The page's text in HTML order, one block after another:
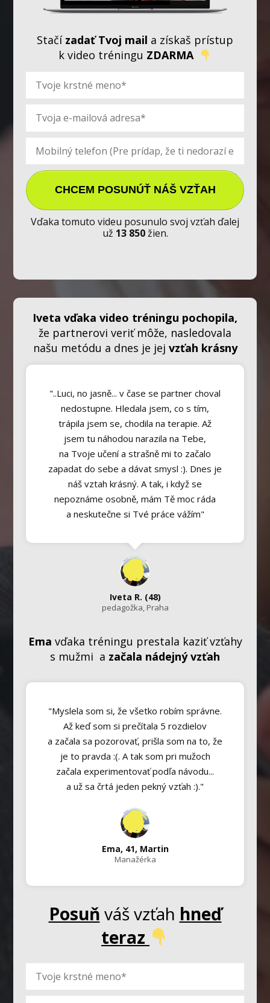
Stačí zadať Tvoj mail a získaš prístup
k video tréningu ZDARMA
CHCEM POSUNÚŤ NÁŠ VZŤAH
Vďaka tomuto videu posunulo svoj vzťah ďalej
už 13 850 žien.
Iveta vďaka video tréningu pochopila,
že partnerovi veriť môže, nasledovala
našu metódu a dnes je jej vzťah krásny
"..Luci, no jasně... v čase se partner choval
nedostupne. Hledala jsem, co s tím,
trápila jsem se, chodila na terapie. Až
jsem tu náhodou narazila na Tebe,
na Tvoje učení a strašně mi to začalo
zapadat do sebe a dávat smysl :). Dnes je
náš vztah krásný. A tak, i když se
nepoznáme osobně, mám Tě moc ráda
a neskutečne si Tvé práce vážím"
Iveta R. (48)
pedagožka, Praha
Ema vďaka tréningu prestala kaziť vzťahy
s mužmi a začala nádejný vzťah
"Myslela som si, že všetko robím správne.
Až keď som si prečítala 5 rozdielov
a začala sa pozorovať, prišla som na to, že
je to pravda :(. A tak som pri mužoch
začala experimentovať podľa návodu...
a už sa črtá jeden pekný vzťah :)."
Ema, 41, Martin
Manažérka
Posuň váš vzťah hneď
teraz